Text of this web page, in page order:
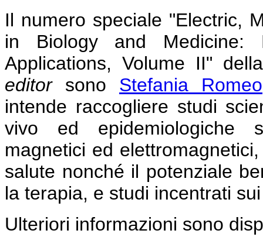
Il numero speciale "Electric,
in Biology and Medicine:
Applications, Volume II"
editorsono Stefania Romeo
intende raccogliere studi
vivo ed epidemiologiche
magnetici ed
salute nonché il potenziale
la terapia, e studi incentrati
Ulteriori informazioni sono